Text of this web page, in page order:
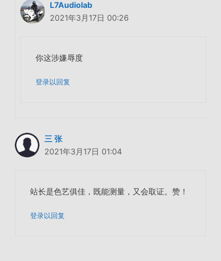
L7Audiolab
2021年3月17日 00:26
你这涉嫌辱度
登录以回复
三 张
2021年3月17日 01:04
站长是色艺俱佳，既能测量，又会取证。赞！
登录以回复